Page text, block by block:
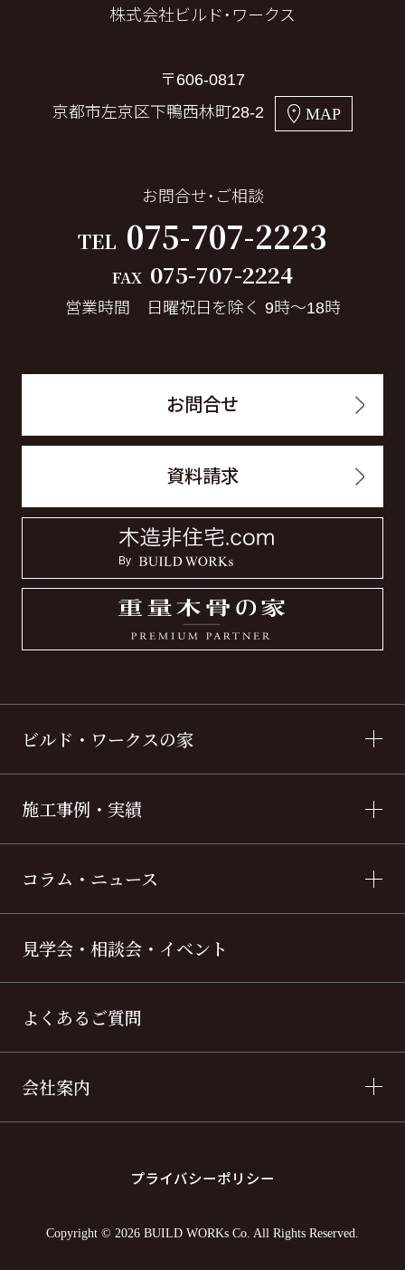
株式会社ビルド・ワークス
〒606-0817
京都市左京区下鴨西林町28-2
MAP
お問合せ・ご相談
TEL 075-707-2223
FAX 075-707-2224
営業時間 日曜祝日を除く 9時～18時
お問合せ
資料請求
ビルド・ワークスの家
施工事例・実績
コラム・ニュース
見学会・相談会・イベント
よくあるご質問
会社案内
プライバシーポリシー
Copyright © 2026 BUILD WORKs Co. All Rights Reserved.